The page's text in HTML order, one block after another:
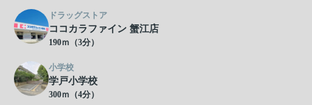
ドラッグストア
ココカラファイン 蟹江店
190ｍ（3分）
小学校
学戸小学校
300ｍ（4分）